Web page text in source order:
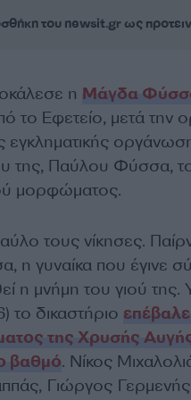
του newsit.gr ως
η Μάγδα
Εφετείο, μετά την
εγκληματικής
της, Παύλου Φύσσα,
μορφώματος.
τους νίκησες.
η γυναίκα που έγινε
η μνήμη του γιού της.
δικαστήριο
της Χρυσής
βαθμό. Νίκος
Γιώργος